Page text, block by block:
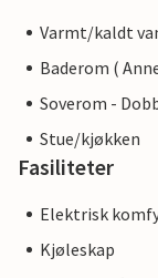
Varmt/kaldt
Baderom (
Soverom -
Stue/kjøkken
Fasiliteter
Elektrisk
Kjøleskap